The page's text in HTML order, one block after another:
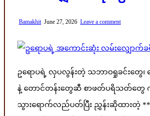
Bamakhit June 27, 2026 Leave a comment
ဥရောပရဲ့ လှပလွန်းတဲ့ သဘာဝရှုခင်းတွေ၊
နဲ့ တောင်တန်းတွေဆီ စာဖတ်ပရိသတ်တွ
သွားရောက်လည်ပတ်ပြီး ညွှန်းဆိုထားတဲ့